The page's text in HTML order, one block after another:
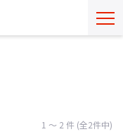
1 ～ 2 件 (全2件中)